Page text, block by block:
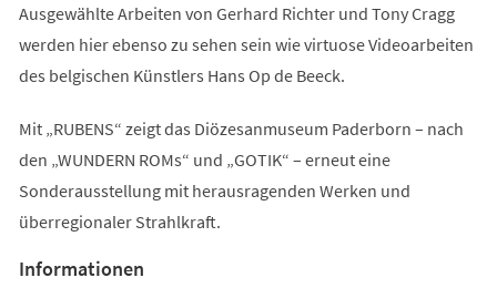
Ausgewählte Arbeiten von Gerhard Richter und Tony Cragg
werden hier ebenso zu sehen sein wie virtuose Videoarbeiten
des belgischen Künstlers Hans Op de Beeck.
Mit „RUBENS“ zeigt das Diözesanmuseum Paderborn – nach
den „WUNDERN ROMs“ und „GOTIK“ – erneut eine
Sonderausstellung mit herausragenden Werken und
überregionaler Strahlkraft.
Informationen